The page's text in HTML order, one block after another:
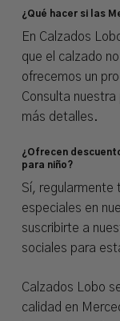
¿Qué hacer si las
En Calzados
que el calzado
ofrecemos un
Consulta
más detalles.
¿Ofrecen
para niño?
Sí, regularmente
especiales en
suscribirte a
sociales para
Calzados Lobo
calidad en